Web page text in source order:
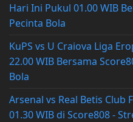
Hari Ini Pukul 01.00 WIB
Pecinta Bola
KuPS vs U Craiova Liga
22.00 WIB Bersama
Bola
Arsenal vs Real Betis Club
01.30 WIB di Score808 -